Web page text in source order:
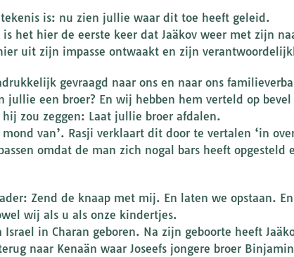
is: nu zien jullie waar dit toe heeft geleid.
het hier de eerste keer dat Jaäkov weer met zijn
uit zijn impasse ontwaakt en zijn
gevraagd naar ons en naar ons
jullie een broer? En wij hebben hem verteld op bevel
zou zeggen: Laat jullie broer afdalen.
van’. Rasji verklaart dit door te vertalen ‘in
omdat de man zich nogal bars heeft opgesteld
Zend de knaap met mij. En laten we opstaan.
wij als u als onze kindertjes.
Israel in Charan geboren. Na zijn geboorte heeft
naar Kenaän waar Joseefs jongere broer